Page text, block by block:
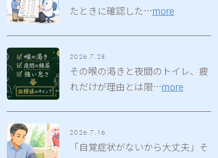
たときに確認した…more
2026.7.28.
その喉の渇きと夜間のトイレ、疲
れだけが理由とは限…more
2026.7.16.
「自覚症状がないから大丈夫」そ